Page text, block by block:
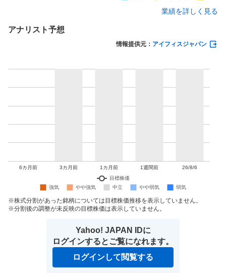
業績を詳しく見る
アナリスト予想
情報提供元： アイフィスジャパン
株式分割があった銘柄については目標株価推移を表示していません。
分割後の調整が未反映の目標株価は表示していません。
Yahoo! JAPAN IDに
ログインするとご覧になれます。
ログインして閲覧する